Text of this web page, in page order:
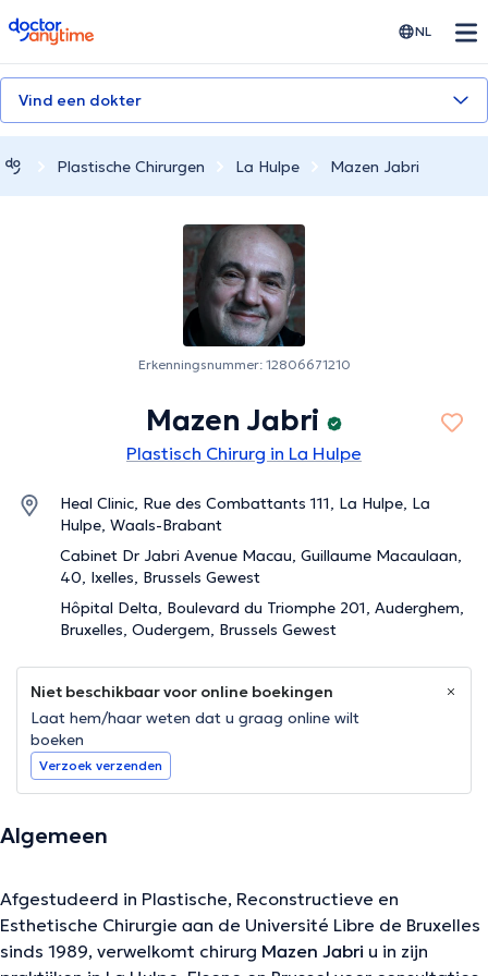
doctoranytime NL
Vind een dokter
Plastische Chirurgen La Hulpe Mazen Jabri
Erkenningsnummer: 12806671210
Mazen Jabri
Plastisch Chirurg in La Hulpe
Heal Clinic, Rue des Combattants 111, La Hulpe, La
Hulpe, Waals-Brabant
Cabinet Dr Jabri Avenue Macau, Guillaume Macaulaan,
40, Ixelles, Brussels Gewest
Hôpital Delta, Boulevard du Triomphe 201, Auderghem,
Bruxelles, Oudergem, Brussels Gewest
Niet beschikbaar voor online boekingen
Laat hem/haar weten dat u graag online wilt
boeken
Verzoek verzenden
Algemeen
Afgestudeerd in Plastische, Reconstructieve en
Esthetische Chirurgie aan de Université Libre de Bruxelles
sinds 1989, verwelkomt chirurg Mazen Jabri u in zijn